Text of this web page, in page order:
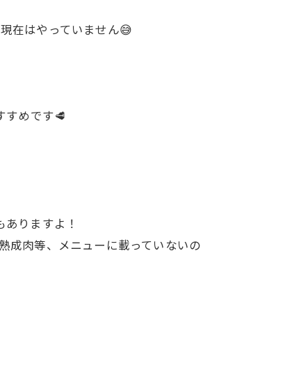
在はやっていません😅
すめです🥩
りますよ！
肉等、メニューに載っていないの